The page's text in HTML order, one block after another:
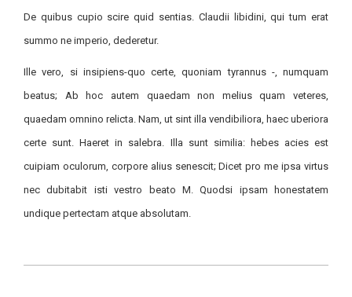
De quibus cupio scire quid sentias. Claudii libidini, qui tum erat
summo ne imperio, dederetur.
Ille vero, si insipiens-quo certe, quoniam tyrannus -, numquam
beatus; Ab hoc autem quaedam non melius quam veteres,
quaedam omnino relicta. Nam, ut sint illa vendibiliora, haec uberiora
certe sunt. Haeret in salebra. Illa sunt similia: hebes acies est
cuipiam oculorum, corpore alius senescit; Dicet pro me ipsa virtus
nec dubitabit isti vestro beato M. Quodsi ipsam honestatem
undique pertectam atque absolutam.